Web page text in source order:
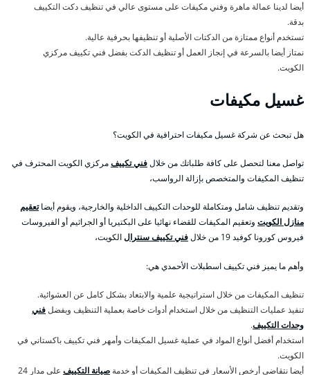
أيضا لدينا عمالة ماهرة وفني مكيفات على مستوى عالي في تنظيف دكت التكييف
بدقة.
تستخدم أنواع ممتازة من الدكتات الأصلية أو تنظيفها بحرفية عالية.
نمتاز أيضا بالسرعة في إنجاز العمل أو تنظيف الدكت بفضل فني تكييف مركزي
الكويت.
غسيل مكيفات
هل تبحث عن شركة غسيل مكيفات احترافية في الكويت؟
تواصل معنا لتحصل على كافة طلباتك من خلالفني تكييفمركزي الكويت المحترف في
تنظيف المكيفات والمتخصص بإزالة الرواسب،
وتقديم تنظيف شامل ومتكاملة للوحدات التكييف الداخلية والخارجية، ويقوم أيضاتعقيم
منازل الكويت وتعقيم المكيفات للقضاء نهائيا على البكتيريا أو الجراثيم أو الفيروسات
فيروس كورونا كوفيد 19 من خلال
فني تكييف سنترالالكويت،
وأهم ما يميز فني تكييف اسطبلات الأحمدي هي:
تنظيف المكيفات من خلال استراتيجية علمية والابتعاد بشكل كامل عن العشوائية.
تنفيذ عمليات التنظيف من خلال استخدام أدوات خاصة بعملية التنظيف وبفضلفني
وحدات التكييف.
استخدام أفضل أنواع المواد في عملية غسيل المكيفات وأمهر فني تكييف باكستاني في
الكويت.
أيضا نتقاضى أرخص الأسعار في تنظيف المكيفات أو خدمة صيانة التكييف
على مدار 24